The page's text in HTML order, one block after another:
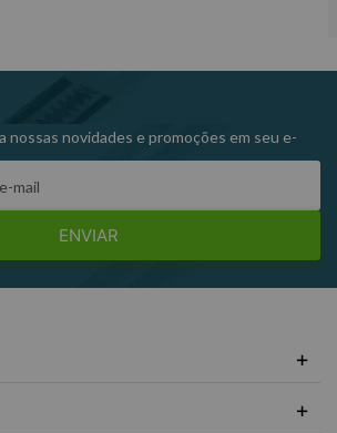
nossas novidades e promoções em seu e-
ENVIAR